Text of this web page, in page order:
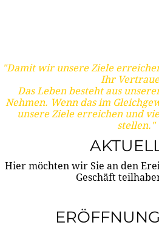
"Damit wir unsere Ziele
Ihr
Das Leben besteht aus
Nehmen. Wenn das im
unsere Ziele erreichen und
stellen."
Hier möchten wir Sie an den
Geschäft